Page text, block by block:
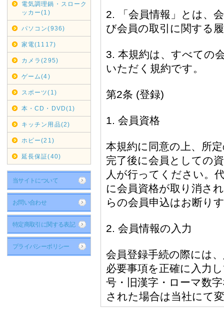
電気調理鍋・スローク
ッカー(1)
パソコン(936)
家電(1117)
カメラ(295)
ゲーム(4)
スポーツ(1)
本・CD・DVD(1)
キッチン用品(2)
ホビー(21)
延長保証(40)
当サイトについて
お問い合わせ
特定商取引に関する表記
プライバシーポリシー
その為上記地域からの
あしからずご了承くだ
2020年05月01日
リサイクル回収業務
まして、弊社では現在
再開次第お知らせいた
2019年12月16日
年末年始休業日
尚、大型商品・超大型
2019年05月16日
G20大阪サミット開
G20大阪サミット開催